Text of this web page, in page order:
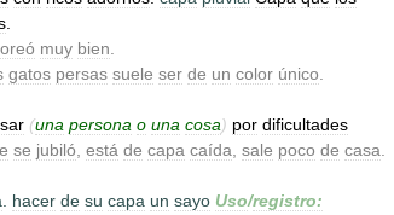
muy bien
gatos persas suele ser de un color único
(una persona o una cosa) por dificultades
se jubiló está de capa caída sale poco de casa
hacer de su capa un sayo Uso/registro: